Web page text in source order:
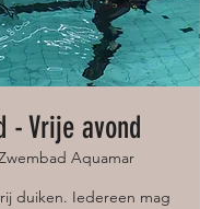
- Vrije avond
Aquamar
duiken. Iedereen mag